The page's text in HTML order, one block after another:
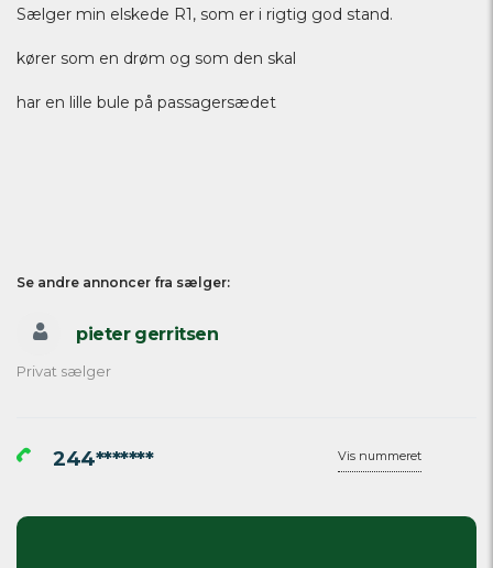
Sælger min elskede R1, som er i rigtig god stand.
kører som en drøm og som den skal
har en lille bule på passagersædet
Se andre annoncer fra sælger:
pieter gerritsen
Privat sælger
244******* Vis nummeret